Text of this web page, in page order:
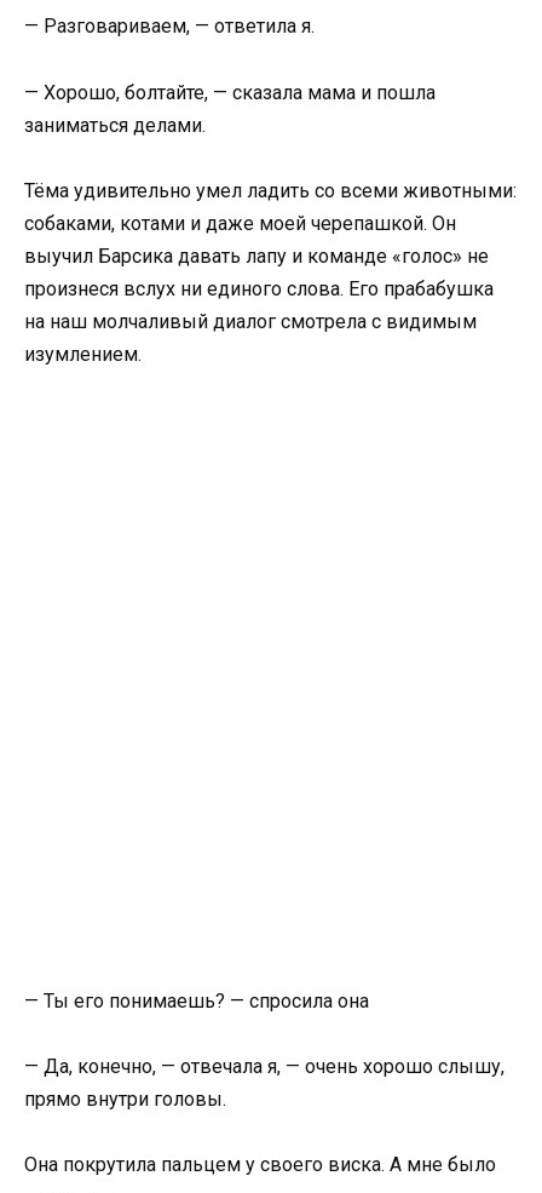
— Разговариваем, — ответила я.
— Хорошо, болтайте, — сказала мама и пошла
заниматься делами.
Тёма удивительно умел ладить со всеми животными:
собаками, котами и даже моей черепашкой. Он
выучил Барсика давать лапу и команде «голос» не
произнеся вслух ни единого слова. Его прабабушка
на наш молчаливый диалог смотрела с видимым
изумлением.
— Ты его понимаешь? — спросила она
— Да, конечно, — отвечала я, — очень хорошо слышу,
прямо внутри головы.
Она покрутила пальцем у своего виска. А мне было